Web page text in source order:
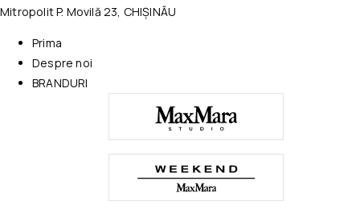
Mitropolit P. Movilă 23, CHIȘINĂU
Prima
Despre noi
BRANDURI